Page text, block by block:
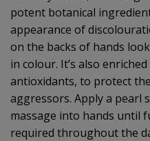
potent botanical
appearance of
on the backs of hands
in colour. It’s also
antioxidants, to protect
aggressors. Apply a pearl
massage into hands until
required throughout the